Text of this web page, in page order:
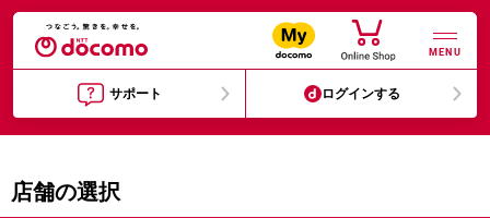
MENU
サポート ログインする
店舗の選択